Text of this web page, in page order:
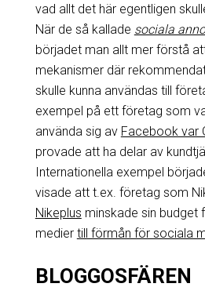
vad allt det här egentligen
När de så kallade sociala
börjadet man allt mer förstå
mekanismer där
skulle kunna användas till
exempel på ett företag som
använda sig av Facebook var
provade att ha delar av
Internationella exempel
visade att t.ex. företag som
Nikeplus minskade sin budget
medier till förmån för sociala
BLOGGOSFÄREN